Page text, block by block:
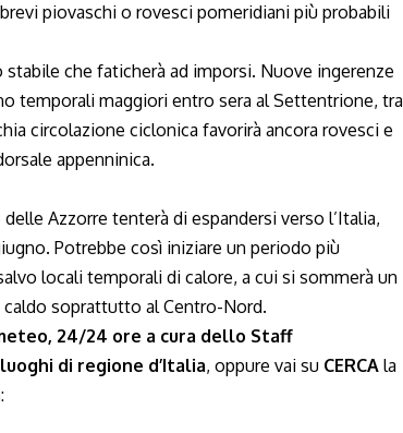
piovaschi o rovesci pomeridiani più probabili
che faticherà ad imporsi. Nuove ingerenze
temporali maggiori entro sera al Settentrione, tra
circolazione ciclonica favorirà ancora rovesci e
appenninica.
Azzorre tenterà di espandersi verso l’Italia,
Potrebbe così iniziare un periodo più
locali temporali di calore, a cui si sommerà un
soprattutto al Centro-Nord.
24/24 ore a cura dello Staff
di regione d’Italia, oppure vai su CERCA la
: